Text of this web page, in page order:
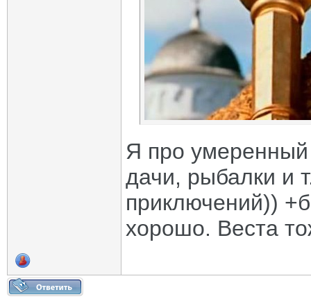
Я про умеренный
дачи, рыбалки и
приключений))
хорошо. Веста